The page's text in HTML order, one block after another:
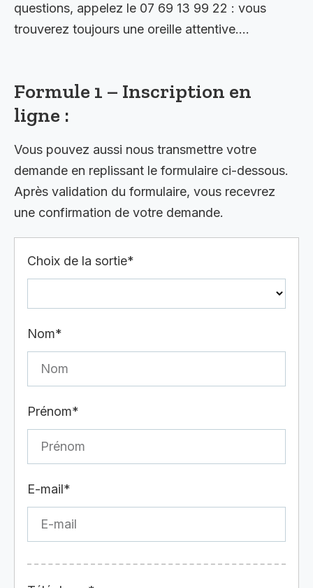
questions, appelez le 07 69 13 99 22 : vous
trouverez toujours une oreille attentive….
Formule 1 – Inscription en
ligne :
Vous pouvez aussi nous transmettre votre
demande en replissant le formulaire ci-dessous.
Après validation du formulaire, vous recevrez
une confirmation de votre demande.
Choix de la sortie*
Nom*
Prénom*
E-mail*